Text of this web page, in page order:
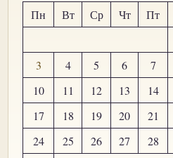
Пн
Вт Ср Чт Пт
3
4 5 6 7
10
11 12 13 14
17
18 19 20 21
24
25 26 27 28